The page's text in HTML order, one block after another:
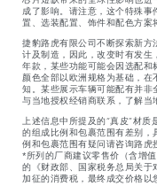
成了影响。请注意，这个特殊
置、选装配置、饰件和配色方案
捷豹路虎有限公司不断探索新
计及制造，因此，改变时有发
年款，某些功能可能会因选配
颜色全部以欧洲规格为基础，
知。某些展示车辆可能配有并
与当地授权经销商联系，了解当
上述信息中所提及的“真皮”材
的组成比例和包裹范围有差别
例和包裹范围有疑问请咨询路虎
*所列的厂商建议零售价（含增
的《财政部、国家税务总局关
加征的消费税，最终成交价格